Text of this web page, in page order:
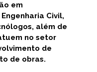
em
Civil,
além de
no setor
de
de obras.